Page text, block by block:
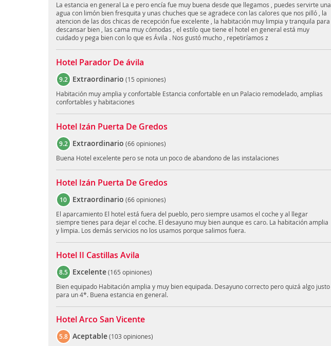
La estancia en general La e pero encía fue muy buena desde que llegamos , puedes servirte una
agua con limón bien fresquita y unas chuches que se agradece con las calores que nos pilló , la
atencion de las dos chicas de recepción fue excelente , la habitación muy limpia y tranquila para
descansar bien , las cama muy cómodas , el estilo que tiene el hotel en general está muy
cuidado y pega bien con lo que es Ávila . Nos gustó mucho , repetiríamos z
Hotel Parador De ávila
9.2 Extraordinario (15 opiniones)
Habitación muy amplia y confortable Estancia confortable en un Palacio remodelado, amplias
confortables y habitaciones
Hotel Izán Puerta De Gredos
9.2 Extraordinario (66 opiniones)
Buena Hotel excelente pero se nota un poco de abandono de las instalaciones
Hotel Izán Puerta De Gredos
10 Extraordinario (66 opiniones)
El aparcamiento El hotel está fuera del pueblo, pero siempre usamos el coche y al llegar
siempre tienes para dejar el coche. El desayuno muy bien aunque es caro. La habitación amplia
y limpia. Los demás servicios no los usamos porque salimos fuera.
Hotel II Castillas Avila
8.5 Excelente(165 opiniones)
Bien equipado Habitación amplia y muy bien equipada. Desayuno correcto pero quizá algo justo
para un 4*. Buena estancia en general.
Hotel Arco San Vicente
5.8 Aceptable(103 opiniones)